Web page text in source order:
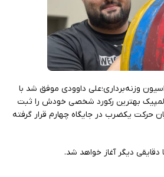
وزنه‌برداری؛علی داوودی موفق شد با
در المپیک بهترین رکورد شخصی خودش را ثبت
حرکت یکضرب در جایگاه چهارم قرار گرفته
دیگر آغاز خواهد شد.